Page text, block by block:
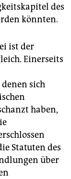
des
könnten.
ist der
Einerseits
sich
haben,
Statuten des
über